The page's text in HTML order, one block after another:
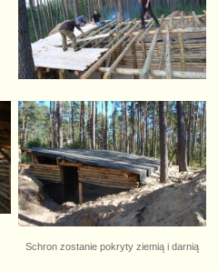
Schron zostanie pokryty ziemią i darnią